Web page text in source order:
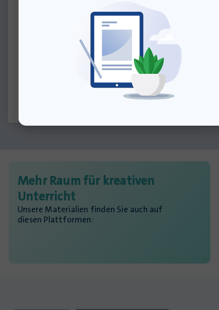
Der Verdacht – Taschenbuch
Lieferung bis 12.08.2026
Versandkosten
Mehr Raum für kreativen
Unterricht
Unsere Materialien finden Sie auch auf
diesen Plattformen: